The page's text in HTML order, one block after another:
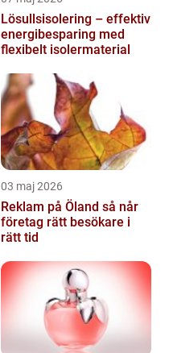
Lösullsisolering – effektiv
energibesparing med
flexibelt isolermaterial
03 maj 2026
Reklam på Öland så når
företag rätt besökare i
rätt tid